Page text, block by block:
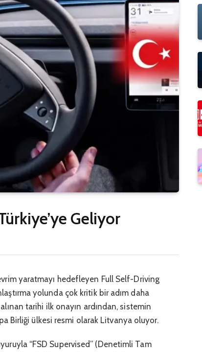
Geliyor
yaratmayı hedefleyen Full Self-Driving
yolunda çok kritik bir adım daha
tarihi ilk onayın ardından, sistemin
Birliği ülkesi resmi olarak Litvanya oluyor.
“FSD Supervised” (Denetimli Tam